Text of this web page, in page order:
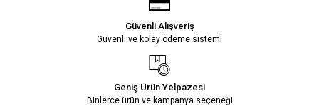
Güvenli Alışveriş
Güvenli ve kolay ödeme sistemi
Geniş Ürün Yelpazesi
Binlerce ürün ve kampanya seçeneği